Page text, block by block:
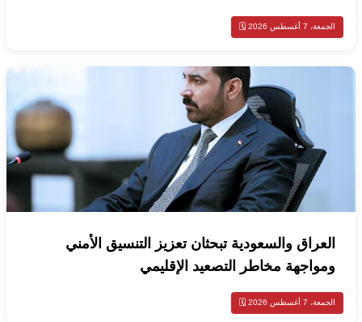
الجمعة، 7 أغسطس 2026 🗓️
العراق والسعودية تبحثان تعزيز التنسيق الأمني
ومواجهة مخاطر التصعيد الإقليمي
الجمعة، 7 أغسطس 2026 🗓️